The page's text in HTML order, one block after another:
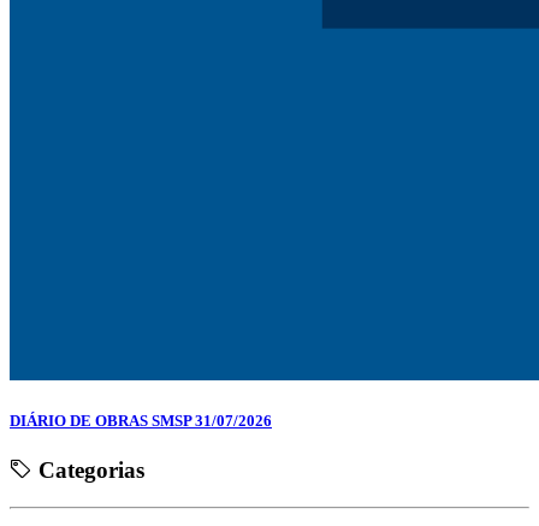
DIÁRIO DE OBRAS SMSP 31/07/2026
Categorias